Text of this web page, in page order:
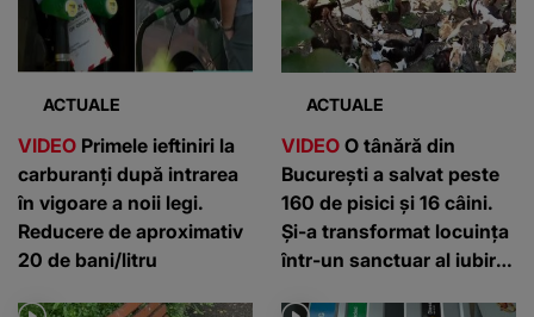
ACTUALE
VIDEO Primele ieftiniri la
carburanți după intrarea
în vigoare a noii legi.
Reducere de aproximativ
20 de bani/litru
ACTUALE
VIDEO O tânără din
București a salvat peste
160 de pisici și 16 câini.
Și-a transformat locuința
într-un sanctuar al iubirii